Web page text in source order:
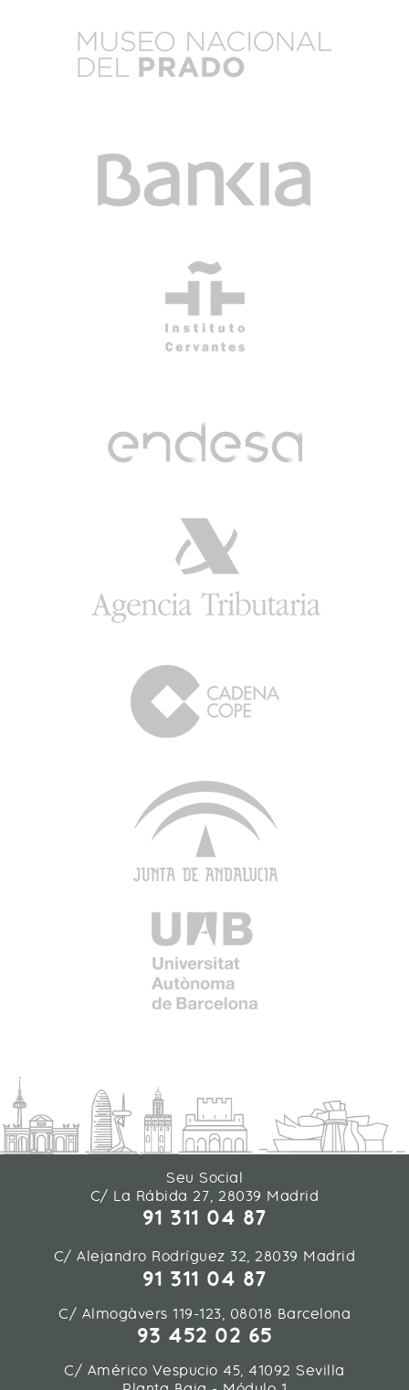
Seu Social
C/ La Rábida 27, 28039 Madrid
91 311 04 87
C/ Alejandro Rodríguez 32, 28039 Madrid
91 311 04 87
C/ Almogàvers 119-123, 08018 Barcelona
93 452 02 65
C/ Américo Vespucio 45, 41092 Sevilla